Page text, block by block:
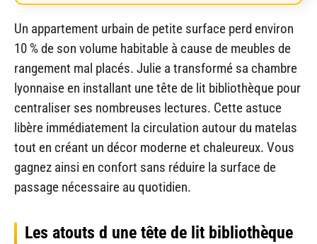
Un appartement urbain de petite surface perd environ
10 % de son volume habitable à cause de meubles de
rangement mal placés. Julie a transformé sa chambre
lyonnaise en installant une tête de lit bibliothèque pour
centraliser ses nombreuses lectures. Cette astuce
libère immédiatement la circulation autour du matelas
tout en créant un décor moderne et chaleureux. Vous
gagnez ainsi en confort sans réduire la surface de
passage nécessaire au quotidien.
Les atouts d une tête de lit bibliothèque